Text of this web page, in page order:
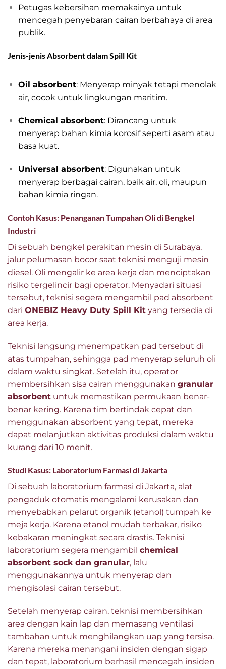
Petugas kebersihan memakainya untuk
mencegah penyebaran cairan berbahaya di area
publik.
Jenis-jenis Absorbent dalam Spill Kit
Oil absorbent: Menyerap minyak tetapi menolak
air, cocok untuk lingkungan maritim.
Chemical absorbent: Dirancang untuk
menyerap bahan kimia korosif seperti asam atau
basa kuat.
Universal absorbent: Digunakan untuk
menyerap berbagai cairan, baik air, oli, maupun
bahan kimia ringan.
Contoh Kasus: Penanganan Tumpahan Oli di Bengkel
Industri
Di sebuah bengkel perakitan mesin di Surabaya,
jalur pelumasan bocor saat teknisi menguji mesin
diesel. Oli mengalir ke area kerja dan menciptakan
risiko tergelincir bagi operator. Menyadari situasi
tersebut, teknisi segera mengambil pad absorbent
dari ONEBIZ Heavy Duty Spill Kit yang tersedia di
area kerja.
Teknisi langsung menempatkan pad tersebut di
atas tumpahan, sehingga pad menyerap seluruh oli
dalam waktu singkat. Setelah itu, operator
membersihkan sisa cairan menggunakan granular
absorbent untuk memastikan permukaan benar-
benar kering. Karena tim bertindak cepat dan
menggunakan absorbent yang tepat, mereka
dapat melanjutkan aktivitas produksi dalam waktu
kurang dari 10 menit.
Studi Kasus: Laboratorium Farmasi di Jakarta
Di sebuah laboratorium farmasi di Jakarta, alat
pengaduk otomatis mengalami kerusakan dan
menyebabkan pelarut organik (etanol) tumpah ke
meja kerja. Karena etanol mudah terbakar, risiko
kebakaran meningkat secara drastis. Teknisi
laboratorium segera mengambil chemical
absorbent sock dan granular, lalu
menggunakannya untuk menyerap dan
mengisolasi cairan tersebut.
Setelah menyerap cairan, teknisi membersihkan
area dengan kain lap dan memasang ventilasi
tambahan untuk menghilangkan uap yang tersisa.
Karena mereka menangani insiden dengan sigap
dan tepat, laboratorium berhasil mencegah insiden